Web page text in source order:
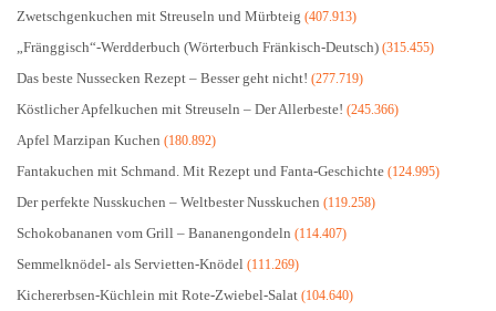
Zwetschgenkuchen mit Streuseln und Mürbteig (407.913)
„Fränggisch“-Werdderbuch (Wörterbuch Fränkisch-Deutsch) (315.455)
Das beste Nussecken Rezept – Besser geht nicht! (277.719)
Köstlicher Apfelkuchen mit Streuseln – Der Allerbeste! (245.366)
Apfel Marzipan Kuchen (180.892)
Fantakuchen mit Schmand. Mit Rezept und Fanta-Geschichte (124.995)
Der perfekte Nusskuchen – Weltbester Nusskuchen (119.258)
Schokobananen vom Grill – Bananengondeln (114.407)
Semmelknödel- als Servietten-Knödel (111.269)
Kichererbsen-Küchlein mit Rote-Zwiebel-Salat (104.640)